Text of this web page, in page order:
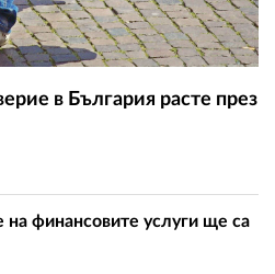
в България расте през
финансовите услуги ще са